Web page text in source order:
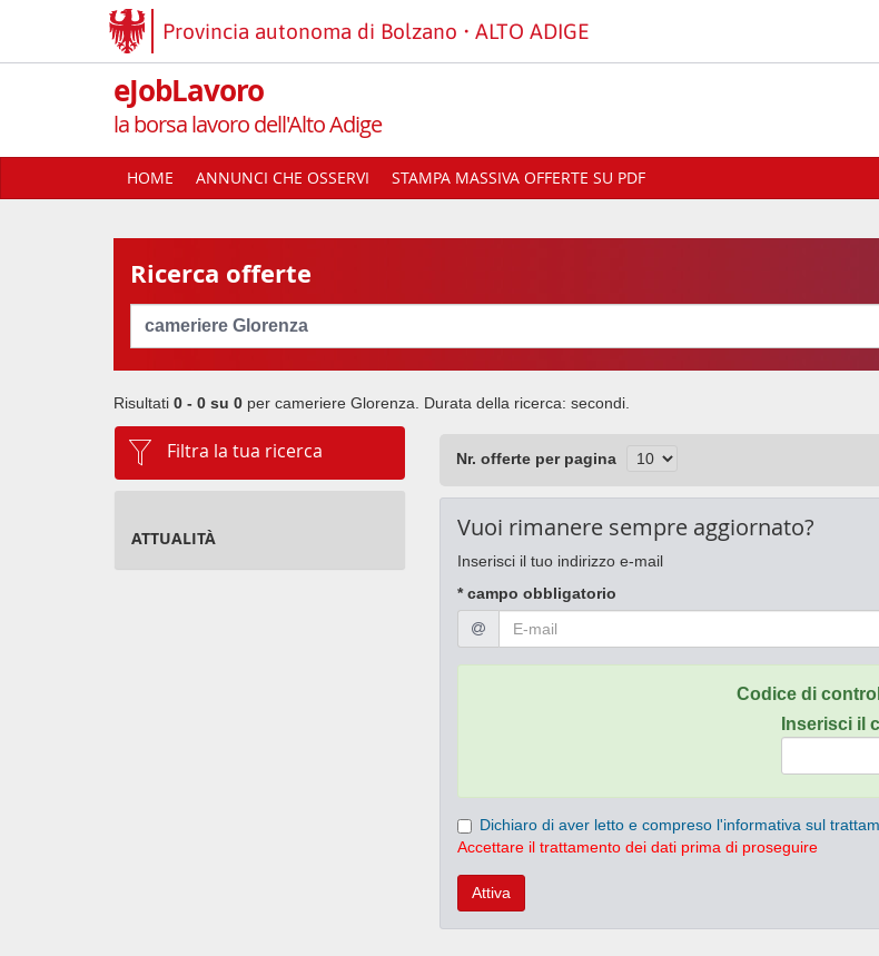
Provincia autonoma di Bolzano ALTO ADIGE
eJobLavoro
la borsa lavoro dell'Alto Adige
HOME ANNUNCI CHE OSSERVI STAMPA MASSIVA OFFERTE SU PDF
Ricerca offerte
Risultati 0 - 0 su 0 per cameriere Glorenza . Durata della ricerca: secondi.
Filtra la tua ricerca
ATTUALITÀ
Nr. offerte per pagina
Vuoi rimanere sempre aggiornato?
Inserisci il tuo indirizzo e-mail
* campo obbligatorio
Codice di
Inserisci il
Dichiaro di aver letto e compreso l'informativa sul
Accettare il trattamento dei dati prima di proseguire
Attiva